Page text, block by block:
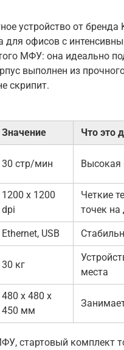
устройство от бренда
для офисов с
МФУ: она идеально
выполнен из
скрипит.
Значение Что это
30 стр/мин Высокая
1200 x 1200
dpi
Четкие
точек
Ethernet, USB
30 кг
места
480 x 480 x
450 мм
стартовый комплект